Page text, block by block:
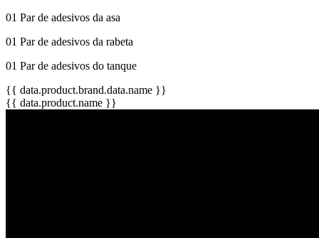
01 Par de adesivos da asa
01 Par de adesivos da rabeta
01 Par de adesivos do tanque
{{ data.product.brand.data.name }}
{{ data.product.name }}